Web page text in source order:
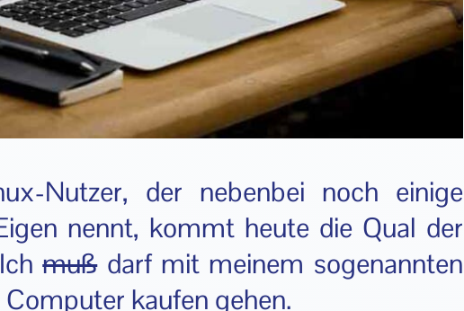
Nutzer, der nebenbei noch einige
nennt, kommt heute die Qual der
mußdarf mit meinem sogenannten
kaufen gehen.